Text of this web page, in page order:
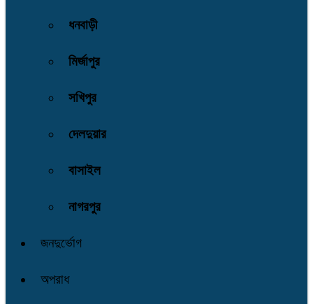
ধনবাড়ী
মির্জাপুর
সখিপুর
দেলদুয়ার
বাসাইল
নাগরপুর
জনদুর্ভোগ
অপরাধ